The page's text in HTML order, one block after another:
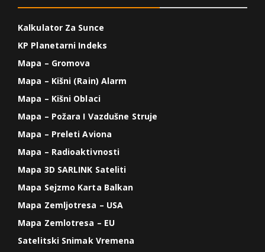
Kalkulator Za Sunce
KP Planetarni Indeks
Mapa – Gromova
Mapa – Kišni (Rain) Alarm
Mapa – Kišni Oblaci
Mapa – Požara I Vazdušne Struje
Mapa – Preleti Aviona
Mapa – Radioaktivnosti
Mapa 3D SARLINK Sateliti
Mapa Sejzmo Karta Balkan
Mapa Zemljotresa – USA
Mapa Zemlotresa – EU
Satelitski Snimak Vremena